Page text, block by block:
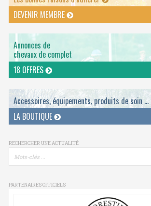
DEVENIR MEMBRE
Annonces de
chevaux de complet
18 OFFRES
Accessoires, équipements, produits de soin ...
LA BOUTIQUE
RECHERCHER UNE ACTUALITÉ
PARTENAIRES OFFICIELS